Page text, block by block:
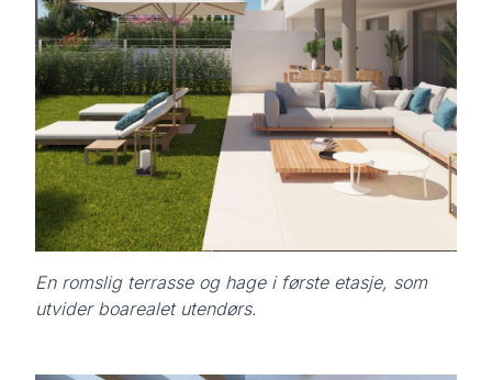
En romslig terrasse og hage i første etasje, som
utvider boarealet utendørs.